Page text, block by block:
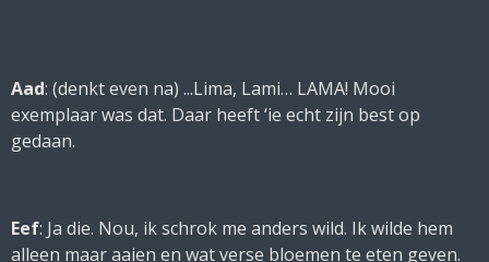
Aad: (denkt even na) ...Lima, Lami… LAMA! Mooi
exemplaar was dat. Daar heeft ‘ie echt zijn best op
gedaan.
Eef: Ja die. Nou, ik schrok me anders wild. Ik wilde hem
alleen maar aaien en wat verse bloemen te eten geven.